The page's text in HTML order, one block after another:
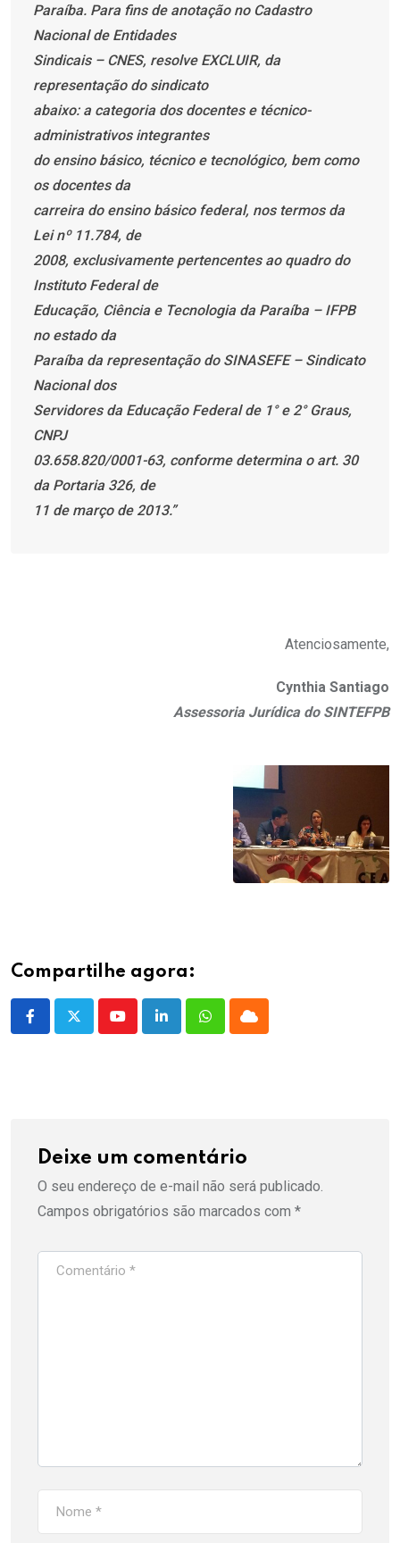
Paraíba. Para fins de anotação no Cadastro
Nacional de Entidades
Sindicais – CNES, resolve EXCLUIR, da
representação do sindicato
abaixo: a categoria dos docentes e técnico-
administrativos integrantes
do ensino básico, técnico e tecnológico, bem como
os docentes da
carreira do ensino básico federal, nos termos da
Lei nº 11.784, de
2008, exclusivamente pertencentes ao quadro do
Instituto Federal de
Educação, Ciência e Tecnologia da Paraíba – IFPB
no estado da
Paraíba da representação do SINASEFE – Sindicato
Nacional dos
Servidores da Educação Federal de 1° e 2° Graus,
CNPJ
03.658.820/0001-63, conforme determina o art. 30
da Portaria 326, de
11 de março de 2013.”
Atenciosamente,
Cynthia Santiago
Assessoria Jurídica do SINTEFPB
Compartilhe agora:
YoutubeLinkedInWhatsappCloud
Deixe um comentário
O seu endereço de e-mail não será publicado.
Campos obrigatórios são marcados com *